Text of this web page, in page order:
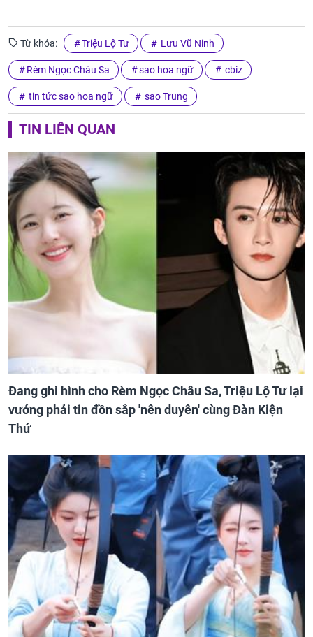
Từ khóa: Triệu Lộ Tư Lưu Vũ Ninh
Rèm Ngọc Châu Sa sao hoa ngữ cbiz
tin tức sao hoa ngữ sao Trung
TIN LIÊN QUAN
Đang ghi hình cho Rèm Ngọc Châu Sa, Triệu Lộ Tư lại
vướng phải tin đồn sắp 'nên duyên' cùng Đàn Kiện
Thứ